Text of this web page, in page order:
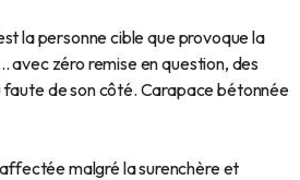
la personne cible que provoque la
avec zéro remise en question, des
de son côté. Carapace bétonnée
malgré la surenchère et